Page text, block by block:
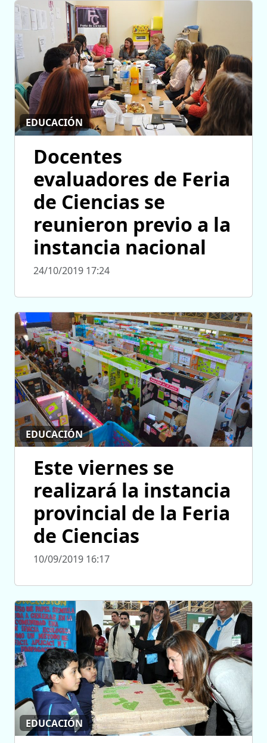
EDUCACIÓN
Docentes
evaluadores de Feria
de Ciencias se
reunieron previo a la
instancia nacional
24/10/2019 17:24
EDUCACIÓN
Este viernes se
realizará la instancia
provincial de la Feria
de Ciencias
10/09/2019 16:17
EDUCACIÓN